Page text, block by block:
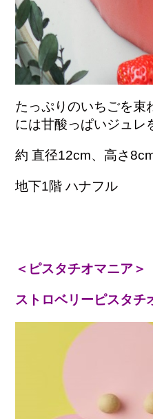
たっぷりのいちごを束
には甘酸っぱいジュレ
約 直径12cm、高さ
地下1階 ハナフル
＜ピスタチオマニア＞
ストロベリーピスタチ